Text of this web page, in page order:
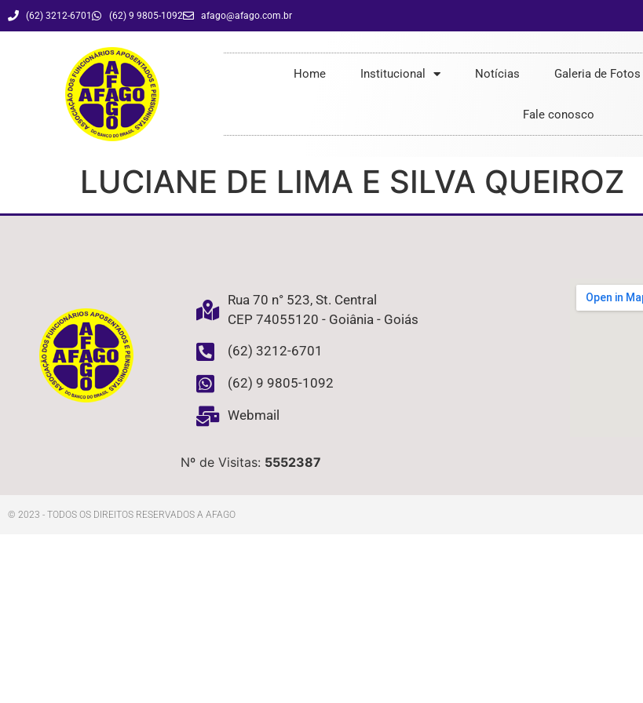
(62) 3212-6701 (62) 9 9805-1092 afago@afago.com.br
Home Institucional Notícias Galeria de Fotos
Fale conosco
LUCIANE DE LIMA E SILVA QUEIROZ
Rua 70 n° 523, St. Central
CEP 74055120 - Goiânia - Goiás
(62) 3212-6701
(62) 9 9805-1092
Webmail
Nº de Visitas: 5552387
© 2023 - TODOS OS DIREITOS RESERVADOS A AFAGO